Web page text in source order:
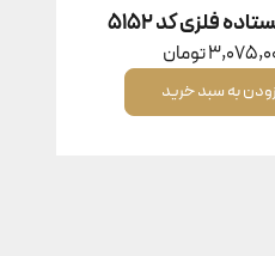
فلزی کد ۵۱۵۲
تومان
به سبد خرید